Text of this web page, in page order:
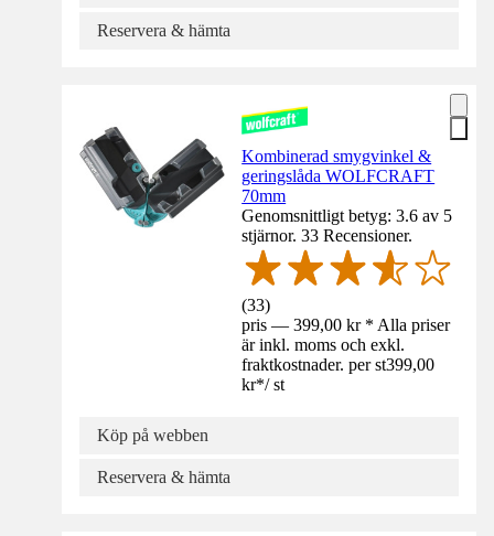
Reservera & hämta
Kombinerad smygvinkel &
geringslåda WOLFCRAFT
70mm
Genomsnittligt betyg: 3.6 av 5
stjärnor. 33 Recensioner.
(33)
pris — 399,00 kr * Alla priser
är inkl. moms och exkl.
fraktkostnader. per st399,00
kr*/ st
Köp på webben
Reservera & hämta